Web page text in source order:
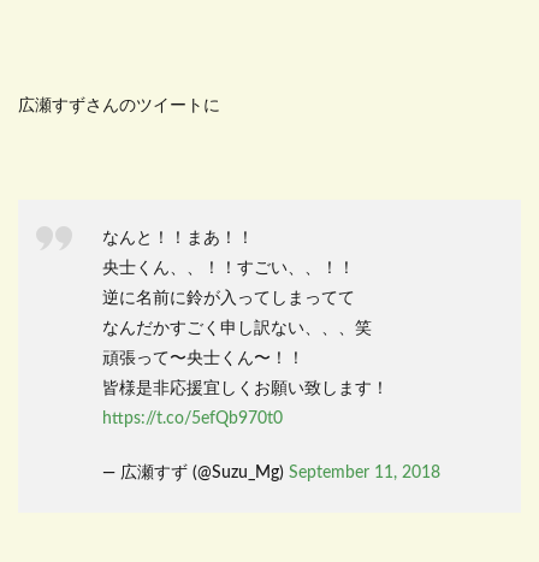
広瀬すずさんのツイートに
なんと！！まあ！！
央士くん、、！！すごい、、！！
逆に名前に鈴が入ってしまってて
なんだかすごく申し訳ない、、、笑
頑張って〜央士くん〜！！
皆様是非応援宜しくお願い致します！
https://t.co/5efQb970t0
— 広瀬すず (@Suzu_Mg) September 11, 2018